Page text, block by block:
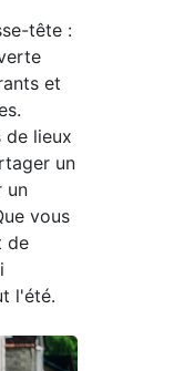
tête :
et
de lieux
un
un
vous
de
l'été.